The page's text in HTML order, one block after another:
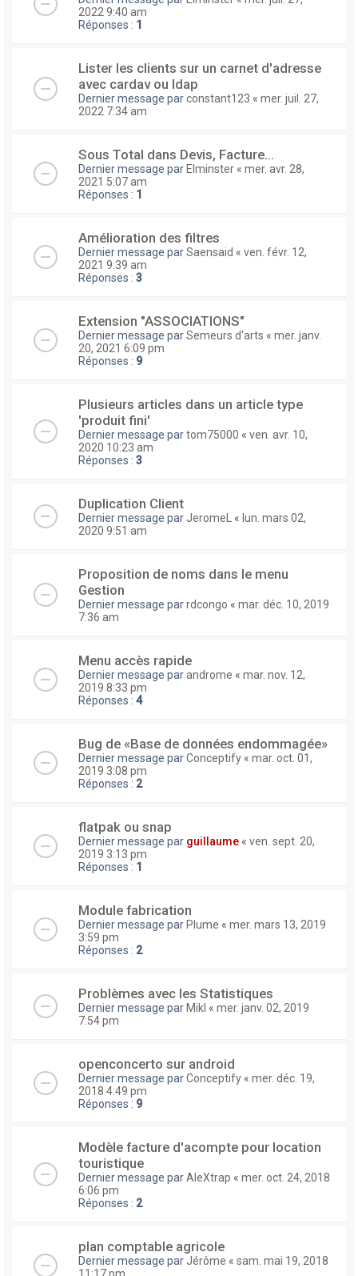
2022 9:40 am
Réponses : 1
Lister les clients sur un carnet d'adresse
avec cardav ou ldap
Dernier message parconstant123 « mer. juil. 27,
2022 7:34 am
Sous Total dans Devis, Facture...
Dernier message parElminster « mer. avr. 28,
2021 5:07 am
Réponses : 1
Amélioration des filtres
Dernier message parSaensaid « ven. févr. 12,
2021 9:39 am
Réponses : 3
Extension "ASSOCIATIONS"
Dernier message parSemeurs d'arts « mer. janv.
20, 2021 6:09 pm
Réponses : 9
Plusieurs articles dans un article type
'produit fini'
Dernier message partom75000 « ven. avr. 10,
2020 10:23 am
Réponses : 3
Duplication Client
Dernier message par JeromeL « lun. mars 02,
2020 9:51 am
Proposition de noms dans le menu
Gestion
Dernier message parrdcongo « mar. déc. 10, 2019
7:36 am
Menu accès rapide
Dernier message parandrome « mar. nov. 12,
2019 8:33 pm
Réponses : 4
Bug de «Base de données endommagée»
Dernier message parConceptify « mar. oct. 01,
2019 3:08 pm
Réponses : 2
flatpak ou snap
Dernier message par guillaume « ven. sept. 20,
2019 3:13 pm
Réponses : 1
Module fabrication
Dernier message parPlume « mer. mars 13, 2019
3:59 pm
Réponses : 2
Problèmes avec les Statistiques
Dernier message parMikl « mer. janv. 02, 2019
7:54 pm
openconcerto sur android
Dernier message parConceptify « mer. déc. 19,
2018 4:49 pm
Réponses : 9
Modèle facture d'acompte pour location
touristique
Dernier message parAleXtrap « mer. oct. 24, 2018
6:06 pm
Réponses : 2
plan comptable agricole
Dernier message par Jérôme « sam. mai 19, 2018
11:17 pm